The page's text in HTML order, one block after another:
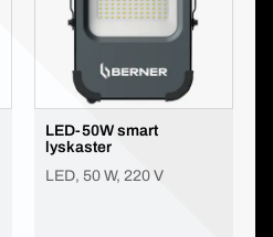
LED-50W smart
lyskaster
LED, 50 W, 220 V